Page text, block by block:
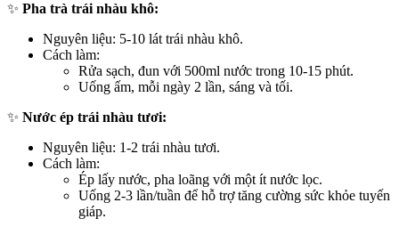
✨ Pha trà trái nhàu khô:
Nguyên liệu: 5-10 lát trái nhàu khô.
Cách làm:
Rửa sạch, đun với 500ml nước trong 10-15 phút.
Uống ấm, mỗi ngày 2 lần, sáng và tối.
✨ Nước ép trái nhàu tươi:
Nguyên liệu: 1-2 trái nhàu tươi.
Cách làm:
Ép lấy nước, pha loãng với một ít nước lọc.
Uống 2-3 lần/tuần để hỗ trợ tăng cường sức khỏe tuyến
giáp.